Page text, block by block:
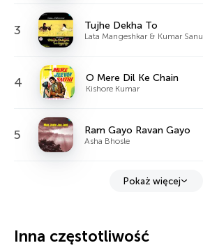
3 Tujhe Dekha To
Lata Mangeshkar & Kumar Sanu
4 O Mere Dil Ke Chain
Kishore Kumar
5 Ram Gayo Ravan Gayo
Asha Bhosle
Pokaż więcej
Inna częstotliwość